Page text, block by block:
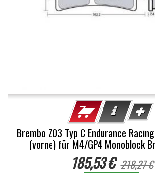
Brembo Z03 Typ C Endurance
(vorne) für M4/GP4 Monoblock
185,53 € 218,27 €